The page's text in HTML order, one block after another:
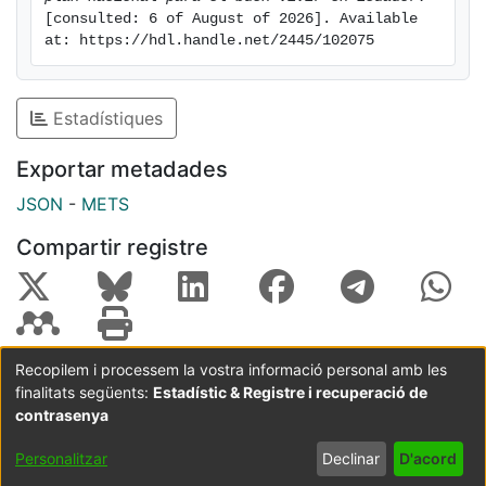
herramienta válida para gestionar los cambios
impulsados por la nueva ley, a través de
la gestión de intangibles y programas de
Responsabilidad Social Corporativa
[consulted: 6 of August of 2026]. Available
at: https://hdl.handle.net/2445/102075
Estadístiques
Exportar metadades
JSON - METS
Compartir registre
Coordinació:CRAI UB Avís legal
Metadades
subjectes a:
Configuració
de cookies
privadesa
Recopilem i processem la vostra informació personal amb les
finalitats següents: Estadístic & Registre i recuperació de
contrasenya
Personalitzar Declinar D'acord